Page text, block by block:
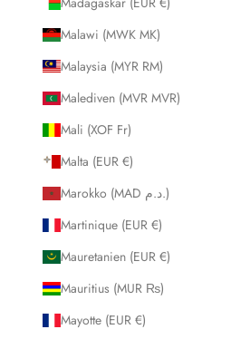
Malawi (MWK MK)
Malaysia (MYR RM)
Malediven (MVR MVR)
Mali (XOF Fr)
Malta (EUR €)
Marokko (MAD د.م.)
Martinique (EUR €)
Mauretanien (EUR €)
Mauritius (MUR ₨)
Mayotte (EUR €)